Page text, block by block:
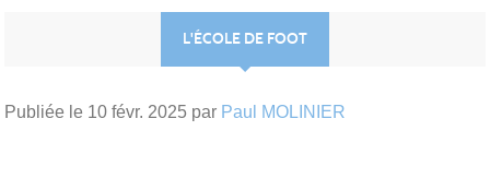
L'ÉCOLE DE FOOT
Publiée le 10 févr. 2025 par Paul MOLINIER